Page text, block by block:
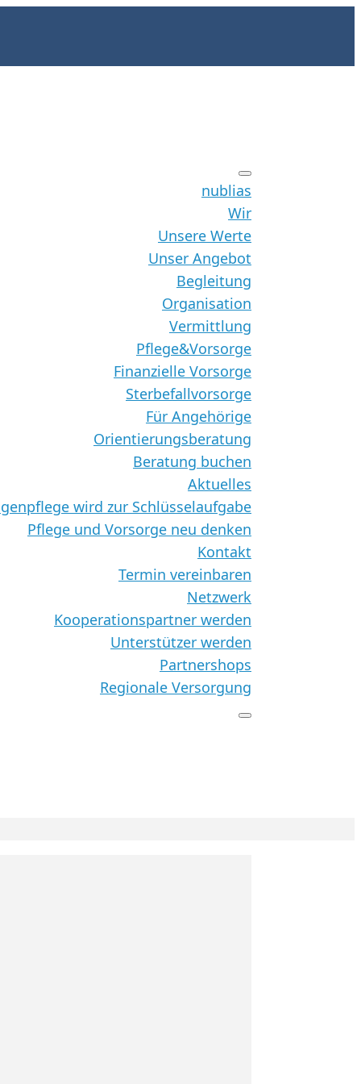
nublias
Wir
Unsere Werte
Unser Angebot
Begleitung
Organisation
Vermittlung
Pflege&Vorsorge
Finanzielle Vorsorge
Sterbefallvorsorge
Für Angehörige
Orientierungsberatung
Beratung buchen
Aktuelles
wird zur Schlüsselaufgabe
Pflege und Vorsorge neu denken
Kontakt
Termin vereinbaren
Netzwerk
Kooperationspartner werden
Unterstützer werden
Partnershops
Regionale Versorgung